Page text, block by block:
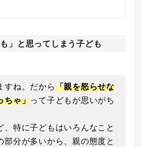
」と思ってしまう子ども
すね。だから「親を怒らせな
ちゃ」って子どもが思いがち
、特に子どもはいろんなこと
部分が多いから、親の態度と